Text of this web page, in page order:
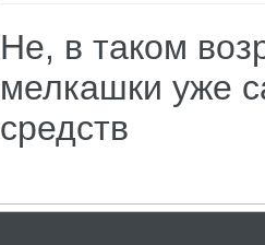
Не, в таком
мелкашки уже
средств